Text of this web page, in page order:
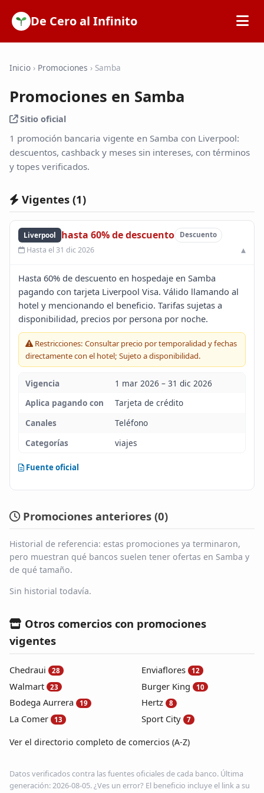
De Cero al Infinito
SOFIPOs
Calculadoras
Tarjetas de Crédito
Promociones
Blog
Infinito
Inicio › Promociones › Samba
Promociones en Samba
Sitio oficial
1 promoción bancaria vigente en Samba con Liverpool:
descuentos, cashback y meses sin intereses, con términos
y topes verificados.
Vigentes (1)
Liverpool hasta 60% de descuento Descuento
Hasta el 31 dic 2026
Hasta 60% de descuento en hospedaje en Samba
pagando con tarjeta Liverpool Visa. Válido llamando al
hotel y mencionando el beneficio. Tarifas sujetas a
disponibilidad, precios por persona por noche.
Restricciones: Consultar precio por temporalidad y fechas
directamente con el hotel; Sujeto a disponibilidad.
Vigencia
1 mar 2026 – 31 dic 2026
Aplica pagando con
Tarjeta de crédito
Canales
Teléfono
Categorías
viajes
Fuente oficial
Promociones anteriores (0)
Historial de referencia: estas promociones ya terminaron,
pero muestran qué bancos suelen tener ofertas en Samba y
de qué tamaño.
Sin historial todavía.
Otros comercios con promociones
vigentes
Chedraui 28
Walmart 23
Bodega Aurrera 19
La Comer 13
Enviaflores 12
Burger King 10
Hertz 8
Sport City 7
Ver el directorio completo de comercios (A-Z)
Datos verificados contra las fuentes oficiales de cada banco. Última
generación: 2026-08-05. ¿Ves un error? El beneficio incluye el link a su